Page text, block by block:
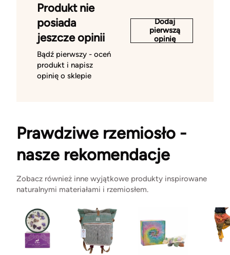
Produkt nie
posiada
jeszcze opinii
Bądź pierwszy - oceń
produkt i napisz
opinię o sklepie
Dodaj
pierwszą
opinię
Prawdziwe rzemiosło -
nasze rekomendacje
Zobacz również inne wyjątkowe produkty inspirowane
naturalnymi materiałami i rzemiosłem.